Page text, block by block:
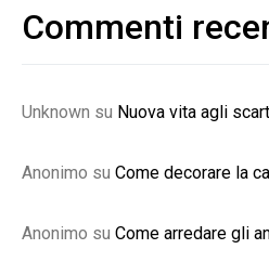
Commenti
Unknown su Nuova vita agli
Anonimo su Come decorare la
Anonimo su Come arredare gli